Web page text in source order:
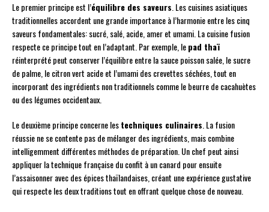
Le premier principe est l’équilibre des saveurs. Les cuisines asiatiques
traditionnelles accordent une grande importance à l’harmonie entre les cinq
saveurs fondamentales: sucré, salé, acide, amer et umami. La cuisine fusion
respecte ce principe tout en l’adaptant. Par exemple, lepad thaï
réinterprété peut conserver l’équilibre entre la sauce poisson salée, le sucre
de palme, le citron vert acide et l’umami des crevettes séchées, tout en
incorporant des ingrédients non traditionnels comme le beurre de cacahuètes
ou des légumes occidentaux.
Le deuxième principe concerne lestechniques culinaires. La fusion
réussie ne se contente pas de mélanger des ingrédients, mais combine
intelligemment différentes méthodes de préparation. Un chef peut ainsi
appliquer la technique française du confit à un canard pour ensuite
l’assaisonner avec des épices thaïlandaises, créant une expérience gustative
qui respecte les deux traditions tout en offrant quelque chose de nouveau.